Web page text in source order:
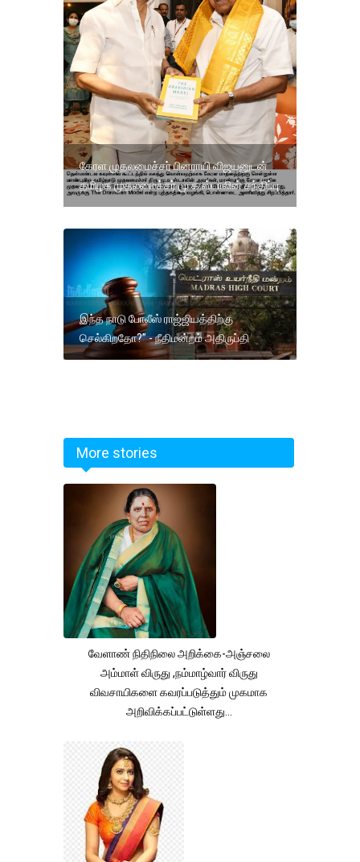
கேரள முதலமைச்சர் பினராயி விஜயனுடன்
தமிழக முதலமைச்சர் மு.க.ஸ்டாலின் சந்திப்பு
இந்த நாடு போலீஸ் ராஜ்ஜியத்திற்கு
செல்கிறதோ?” - நீதிமன்றம் அதிருப்தி
More stories
வேளாண் நிதிநிலை அறிக்கை-அஞ்சலை
அம்மாள் விருது ,நம்மாழ்வார் விருது
விவசாயிகளை கவரப்படுத்தும் முகமாக
அறிவிக்கப்பட்டுள்ளது...